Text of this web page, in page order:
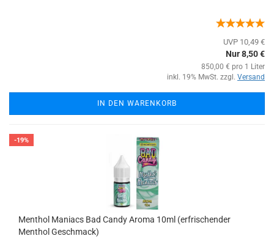
UVP 10,49 €
Nur 8,50 €
850,00 € pro 1 Liter
inkl. 19% MwSt. zzgl. Versand
IN DEN WARENKORB
-19%
Menthol Maniacs Bad Candy Aroma 10ml (erfrischender
Menthol Geschmack)